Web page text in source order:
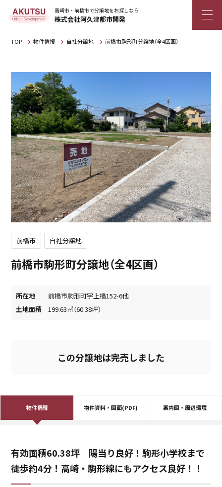
高崎市・前橋市で分譲地をお探しなら
株式会社阿久津都市開発
TOP 物件情報 自社分譲地 前橋市駒形町分譲地（全4区画）
前橋市 自社分譲地
前橋市駒形町分譲地（全4区画）
所在地
前橋市駒形町字上橋152-6他
土地面積
199.63㎡（60.38坪）
この分譲地は完売しました
物件情報 物件資料・図面(PDF) 案内図・周辺環境
有効面積60.38坪 陽当り良好！駒形小学校まで
徒歩約4分！高崎・駒形線にもアクセス良好！！
物件概要書